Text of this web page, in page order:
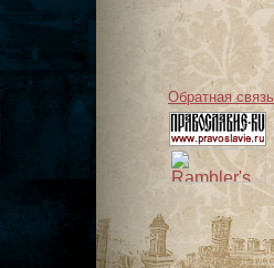
Обратная связь